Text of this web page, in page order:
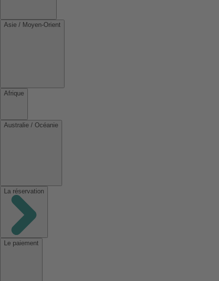
Asie / Moyen-Orient
Afrique
Australie / Océanie
La réservation
Le paiement